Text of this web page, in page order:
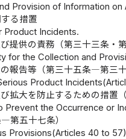
Provision of Information
る措置
Product Incidents.
供の責務（第三十三条・第
for the Collection and
報告等（第三十五条―第三十
Product
大を防止するための措置（
Prevent the Occurrence or
五十七条）
Provisions(Articles 40 to 57)